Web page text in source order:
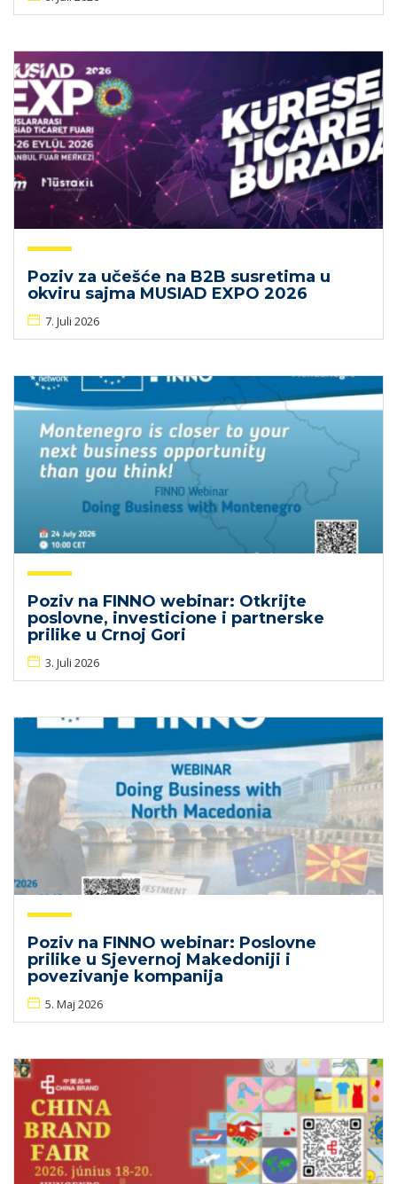
Poziv za učešće na B2B susretima u
okviru sajma MUSIAD EXPO 2026
7. Juli 2026
Poziv na FINNO webinar: Otkrijte
poslovne, investicione i partnerske
prilike u Crnoj Gori
3. Juli 2026
Poziv na FINNO webinar: Poslovne
prilike u Sjevernoj Makedoniji i
povezivanje kompanija
5. Maj 2026